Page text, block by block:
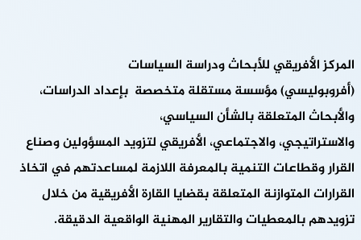
المركز الأفريقي للأبحاث ودراسة السياسات
(أفروبوليسي) مؤسسة مستقلة متخصصة بإعداد الدراسات،
والأبحاث المتعلقة بالشأن السياسي،
والاستراتيجي، والاجتماعي، الأفريقي لتزويد المسؤولين وصناع
القرار وقطاعات التنمية بالمعرفة اللازمة لمساعدتهم في اتخاذ
القرارات المتوازنة المتعلقة بقضايا القارة الأفريقية من خلال
تزويدهم بالمعطيات والتقارير المهنية الواقعية الدقيقة.